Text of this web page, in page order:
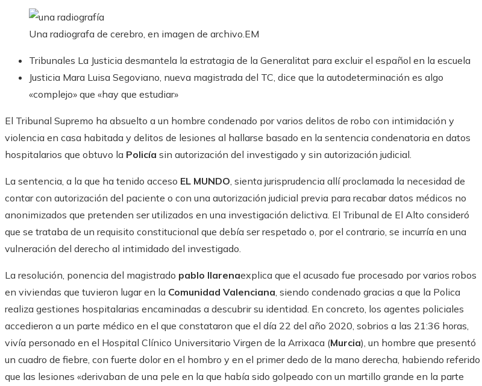
Una radiografa de cerebro, en imagen de archivo.EM
Tribunales La Justicia desmantela la estratagia de la Generalitat para excluir el español en la escuela
Justicia Mara Luisa Segoviano, nueva magistrada del TC, dice que la autodeterminación es algo
«complejo» que «hay que estudiar»
El Tribunal Supremo ha absuelto a un hombre condenado por varios delitos de robo con intimidación y
violencia en casa habitada y delitos de lesiones al hallarse basado en la sentencia condenatoria en datos
hospitalarios que obtuvo la Policía sin autorización del investigado y sin autorización judicial.
La sentencia, a la que ha tenido acceso EL MUNDO, sienta jurisprudencia allí proclamada la necesidad de
contar con autorización del paciente o con una autorización judicial previa para recabar datos médicos no
anonimizados que pretenden ser utilizados en una investigación delictiva. El Tribunal de El Alto consideró
que se trataba de un requisito constitucional que debía ser respetado o, por el contrario, se incurría en una
vulneración del derecho al intimidado del investigado.
La resolución, ponencia del magistrado pablo llarenaexplica que el acusado fue procesado por varios robos
en viviendas que tuvieron lugar en la Comunidad Valenciana, siendo condenado gracias a que la Polica
realiza gestiones hospitalarias encaminadas a descubrir su identidad. En concreto, los agentes policiales
accedieron a un parte médico en el que constataron que el día 22 del año 2020, sobrios a las 21:36 horas,
vivía personado en el Hospital Clínico Universitario Virgen de la Arrixaca (Murcia), un hombre que presentó
un cuadro de fiebre, con fuerte dolor en el hombro y en el primer dedo de la mano derecha, habiendo referido
que las lesiones «derivaban de una pele en la que había sido golpeado con un martillo grande en la parte